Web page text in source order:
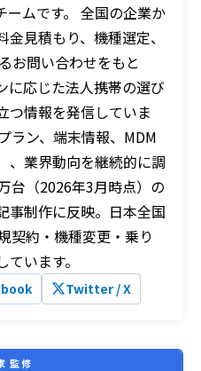
ームです。 全国の企業か
見積もり、機種選定、
お問い合わせをもと
に応じた法人携帯の選び
つ情報を発信していま
ラン、端末情報、MDM
、業界動向を継続的に調
台（2026年3月時点）の
事制作に反映。日本全国
契約・機種変更・乗り
います。
Twitter / X
監修